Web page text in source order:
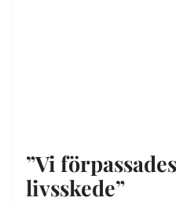
”Vi
livsskede”